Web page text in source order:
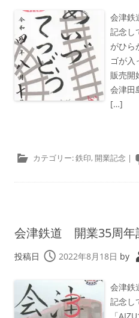
会津鉄
記念し
がひら
ゴが入
販売開
会津田
[…]
カテゴリー:鉄印,開業記念 |
会津鉄道 開業35周
投稿日 2022年8月18日 by
会津鉄
記念し